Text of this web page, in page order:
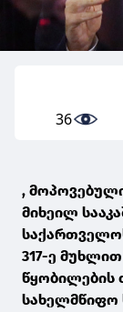
36
,
მიხეილ
317-ე
წყობილების
სახელმწიფო